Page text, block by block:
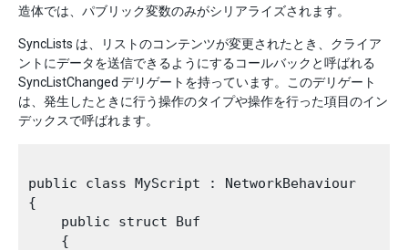
造体では、パブリック変数のみがシリアライズされます。
SyncLists は、リストのコンテンツが変更されたとき、クライア
ントにデータを送信できるようにするコールバックと呼ばれる
SyncListChanged デリゲートを持っています。このデリゲート
は、発生したときに行う操作のタイプや操作を行った項目のイン
デックスで呼ばれます。
public class MyScript : NetworkBehaviour
{
    public struct Buf
    {